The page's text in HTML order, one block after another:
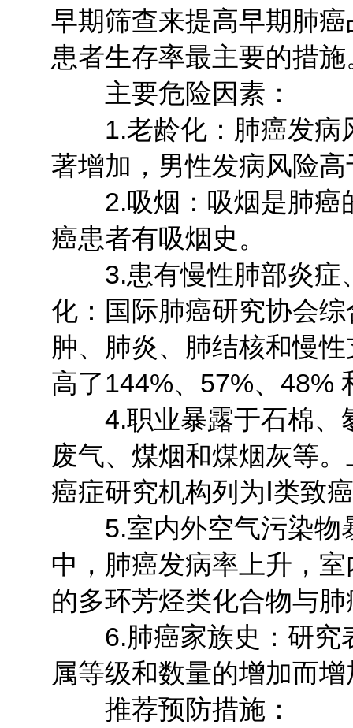
早期筛查来提高早期肺
患者生存率最主要的措施
主要危险因素：
1.老龄化：肺癌发病
著增加，男性发病风险
2.吸烟：吸烟是肺癌
癌患者有吸烟史。
3.患有慢性肺部炎症
化：国际肺癌研究协会
肿、肺炎、肺结核和慢
高了144%、57%、48%
4.职业暴露于石棉、
废气、煤烟和煤烟灰等
癌症研究机构列为Ⅰ类致
5.室内外空气污染物
中，肺癌发病率上升，
的多环芳烃类化合物与
6.肺癌家族史：研究
属等级和数量的增加而
推荐预防措施：